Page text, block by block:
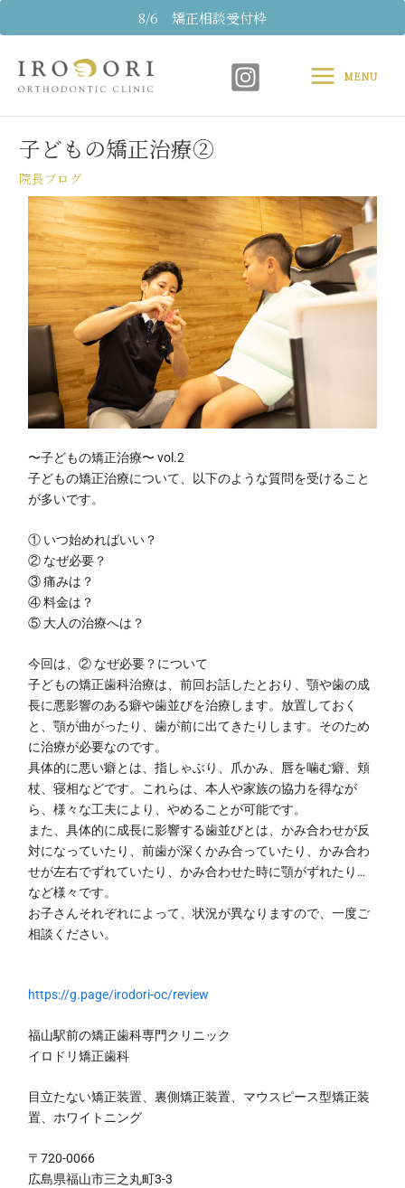
8/6 矯正相談受付枠
容
MenuMENU
子どもの矯正治療②
院長ブログ
〜子どもの矯正治療〜 vol.2
子どもの矯正治療について、以下のような質問を受けること
が多いです。
① いつ始めればいい？
② なぜ必要？
③ 痛みは？
④ 料金は？
⑤ 大人の治療へは？
今回は、② なぜ必要？について
子どもの矯正歯科治療は、前回お話したとおり、顎や歯の成
長に悪影響のある癖や歯並びを治療します。放置しておく
と、顎が曲がったり、歯が前に出てきたりします。そのため
に治療が必要なのです。
具体的に悪い癖とは、指しゃぶり、爪かみ、唇を噛む癖、頬
杖、寝相などです。これらは、本人や家族の協力を得なが
ら、様々な工夫により、やめることが可能です。
また、具体的に成長に影響する歯並びとは、かみ合わせが反
対になっていたり、前歯が深くかみ合っていたり、かみ合わ
せが左右でずれていたり、かみ合わせた時に顎がずれたり…
など様々です。
お子さんそれぞれによって、状況が異なりますので、一度ご
相談ください。
https://g.page/irodori-oc/review
福山駅前の矯正歯科専門クリニック
イロドリ矯正歯科
目立たない矯正装置、裏側矯正装置、マウスピース型矯正装
置、ホワイトニング
〒720-0066
広島県福山市三之丸町3-3